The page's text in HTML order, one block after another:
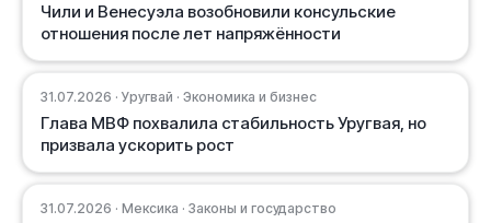
Чили и Венесуэла возобновили консульские
отношения после лет напряжённости
31.07.2026 · Уругвай · Экономика и бизнес
Глава МВФ похвалила стабильность Уругвая, но
призвала ускорить рост
31.07.2026 · Мексика · Законы и государство